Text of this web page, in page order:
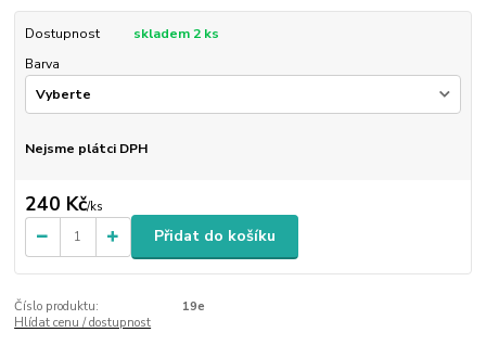
Dostupnost
skladem 2 ks
Barva
Nejsme plátci DPH
240 Kč/ks
Přidat do košíku
Číslo produktu:
19e
Hlídat cenu / dostupnost